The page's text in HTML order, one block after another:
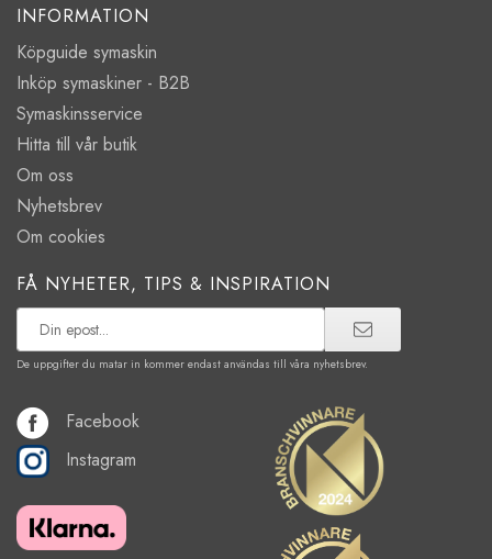
INFORMATION
Köpguide symaskin
Inköp symaskiner - B2B
Symaskinsservice
Hitta till vår butik
Om oss
Nyhetsbrev
Om cookies
FÅ NYHETER, TIPS & INSPIRATION
De uppgifter du matar in kommer endast användas till våra nyhetsbrev.
Facebook
Instagram